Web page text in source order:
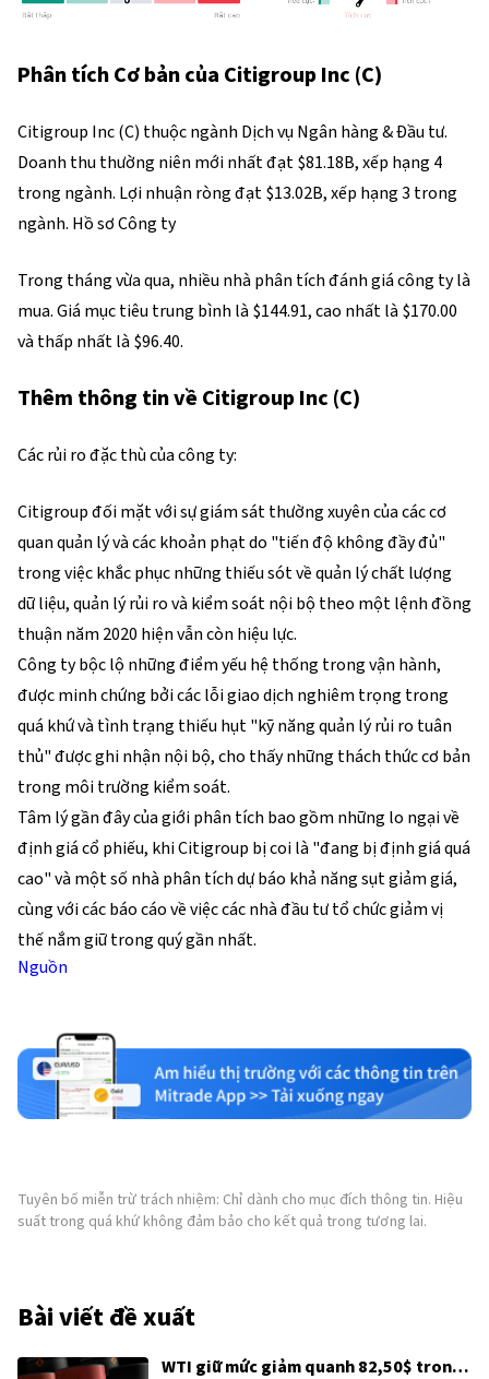
Phân tích Cơ bản của Citigroup Inc (C)
Citigroup Inc (C) thuộc ngành Dịch vụ Ngân hàng & Đầu tư.
Doanh thu thường niên mới nhất đạt $81.18B, xếp hạng 4
trong ngành. Lợi nhuận ròng đạt $13.02B, xếp hạng 3 trong
ngành. Hồ sơ Công ty
Trong tháng vừa qua, nhiều nhà phân tích đánh giá công ty là
mua. Giá mục tiêu trung bình là $144.91, cao nhất là $170.00
và thấp nhất là $96.40.
Thêm thông tin về Citigroup Inc (C)
Các rủi ro đặc thù của công ty:
Citigroup đối mặt với sự giám sát thường xuyên của các cơ
quan quản lý và các khoản phạt do "tiến độ không đầy đủ"
trong việc khắc phục những thiếu sót về quản lý chất lượng
dữ liệu, quản lý rủi ro và kiểm soát nội bộ theo một lệnh đồng
thuận năm 2020 hiện vẫn còn hiệu lực.
Công ty bộc lộ những điểm yếu hệ thống trong vận hành,
được minh chứng bởi các lỗi giao dịch nghiêm trọng trong
quá khứ và tình trạng thiếu hụt "kỹ năng quản lý rủi ro tuân
thủ" được ghi nhận nội bộ, cho thấy những thách thức cơ bản
trong môi trường kiểm soát.
Tâm lý gần đây của giới phân tích bao gồm những lo ngại về
định giá cổ phiếu, khi Citigroup bị coi là "đang bị định giá quá
cao" và một số nhà phân tích dự báo khả năng sụt giảm giá,
cùng với các báo cáo về việc các nhà đầu tư tổ chức giảm vị
thế nắm giữ trong quý gần nhất.
Nguồn
Tuyên bố miễn trừ trách nhiệm: Chỉ dành cho mục đích thông tin. Hiệu
suất trong quá khứ không đảm bảo cho kết quả trong tương lai.
Bài viết đề xuất
WTI giữ mức giảm quanh 82,50$ trong